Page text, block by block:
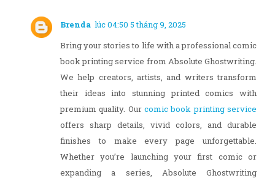
Brenda lúc 04:50 5 tháng 9, 2025
Bring your stories to life with a professional comic
book printing service from Absolute Ghostwriting.
We help creators, artists, and writers transform
their ideas into stunning printed comics with
premium quality. Our comic book printing service
offers sharp details, vivid colors, and durable
finishes to make every page unforgettable.
Whether you’re launching your first comic or
expanding a series, Absolute Ghostwriting